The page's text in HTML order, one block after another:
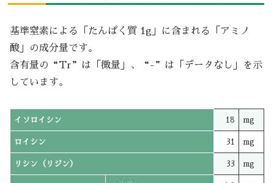
基準窒素による「たんぱく質 1g」に含まれる「アミノ
酸」の成分量です。
含有量の“Tr”は「微量」、“-”は「データなし」を示
しています。
イソロイシン 18 mg
ロイシン 31 mg
リシン（リジン） 33 mg